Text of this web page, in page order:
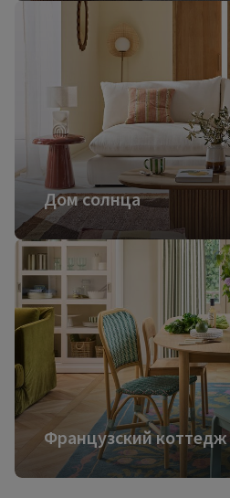
Дом солнца
Французский коттедж
Французский
коттедж